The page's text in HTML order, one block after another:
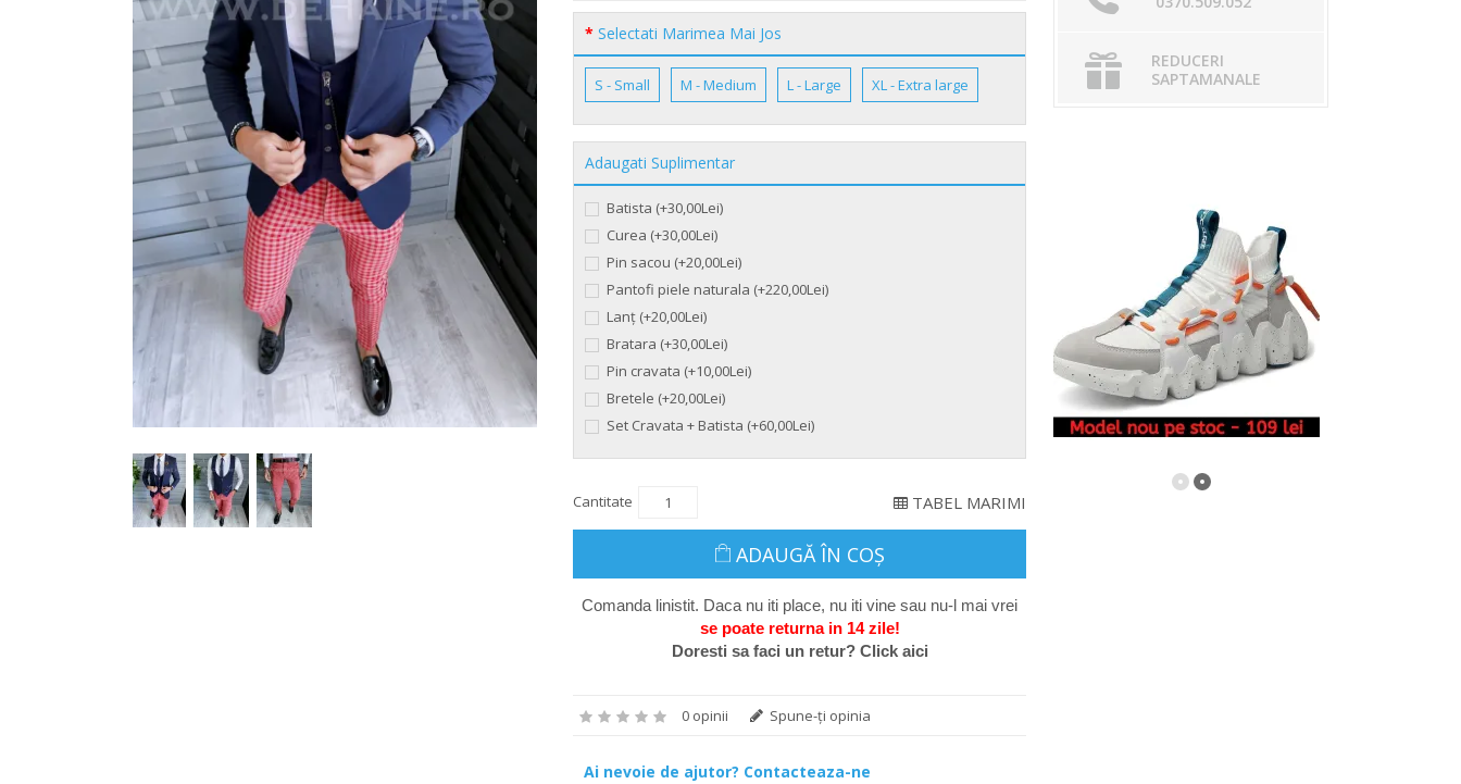
Selectati Marimea Mai Jos
S - Small M - Medium L - Large XL - Extra large
Adaugati Suplimentar
Batista (+30,00Lei)
Curea (+30,00Lei)
Pin sacou (+20,00Lei)
Pantofi piele naturala (+220,00Lei)
Lanț (+20,00Lei)
Bratara (+30,00Lei)
Pin cravata (+10,00Lei)
Bretele (+20,00Lei)
Set Cravata + Batista (+60,00Lei)
Cantitate TABEL MARIMI
ADAUGĂ ÎN COŞ
Comanda linistit. Daca nu iti place, nu iti vine sau nu-l mai vrei
se poate returna in 14 zile!
Doresti sa faci un retur? Click aici
0 opinii Spune-ţi opinia
Ai nevoie de ajutor? Contacteaza-ne
REDUCERI
SAPTAMANALE